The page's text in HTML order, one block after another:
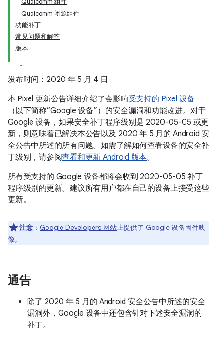
Qualcomm 组件
Qualcomm 闭源组件
功能补丁
常见问题和解答
版本
发布时间：2020 年 5 月 4 日
本 Pixel 更新公告详细介绍了会影响受支持的 Pixel 设备
（以下简称“Google 设备”）的安全漏洞和功能改进。对于
Google 设备，如果安全补丁程序级别是 2020-05-05 或更
新，则意味着已解决本公告以及 2020 年 5 月的 Android 安
全公告中所述的所有问题。如需了解如何查看设备的安全补
丁级别，请参阅查看和更新 Android 版本。
所有受支持的 Google 设备都将会收到 2020-05-05 补丁
程序级别的更新。建议所有用户都在自己的设备上接受这些
更新。
注意 ： Google Developers 网站上提供了 Google 设备固件映
像。
通告
除了 2020 年 5 月的 Android 安全公告中所述的安全
漏洞外，Google 设备中还包含针对下述安全漏洞的
补丁。